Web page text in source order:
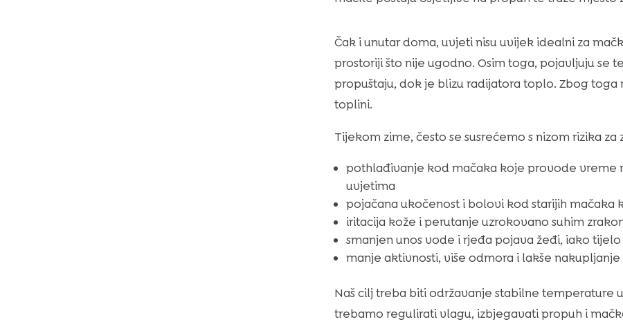
Čak i unutar doma, uvjeti nisu uvijek idealni za
prostoriji što nije ugodno. Osim toga, pojavljuju se
propuštaju, dok je blizu radijatora toplo. Zbog
toplini.
Tijekom zime, često se susrećemo s nizom rizika
pothlađivanje kod mačaka koje provode vreme
uvjetima
pojačana ukočenost i bolovi kod starijih mačaka
iritacija kože i perutanje uzrokovano suhim
smanjen unos vode i rjeđa pojava žeđi, iako
manje aktivnosti, više odmora i lakše
Naš cilj treba biti održavanje stabilne temperature
trebamo regulirati vlagu, izbjegavati propuh i